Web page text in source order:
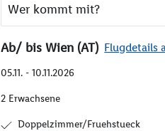
Wer kommt mit?
Ab/ bis Wien (AT) Flugdetails
05.11. - 10.11.2026
2 Erwachsene
Doppelzimmer/Fruehstueck